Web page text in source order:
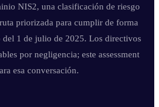
NIS2, una clasificación de riesgo
priorizada para cumplir de forma
del 1 de julio de 2025. Los directivos
por negligencia; este assessment
esa conversación.